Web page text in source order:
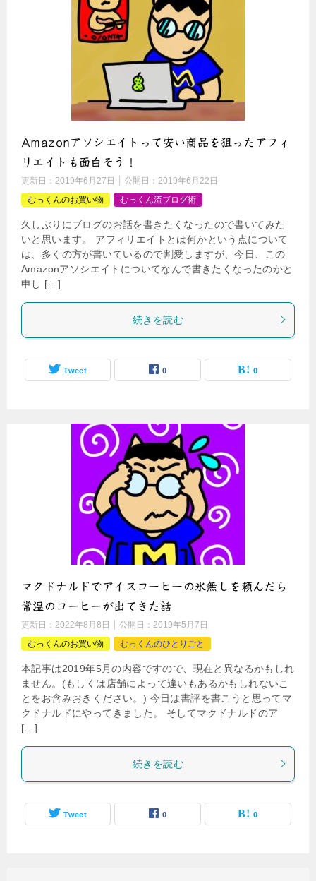
Amazonアソシエイトって安い商品を狙ったアフィ
リエイトも面白そう！
更新日： 2019年6月27日 公開日： 2019年6月22日
むっくんのお買い物
むっくん流ブログ術
久しぶりにブログのお話を書きたくなったので書いてみた
いと思います。 アフィリエイトとは何かという点について
は、多くの方が書いているので割愛しますが、今日、この
Amazonアソシエイトについてなんで書きたくなったのかと
申し […]
続きを読む
Tweet 0 0
マクドナルドでアイスコーヒーの氷無しを頼んだら
常温のコーヒーが出てきた話
更新日： 2022年8月8日 公開日： 2019年5月7日
むっくんのお買い物
むっくんのひとりごと
本記事は2019年5月の内容ですので、現在と異なるかもしれ
ません。(もしくは店舗によって違いもあるかもしれないこ
とをお含みおきください。) 今日は書評を書こうと思ってマ
クドナルドにやってきました。 そしてマクドナルドのア
[…]
続きを読む
Tweet 0 0